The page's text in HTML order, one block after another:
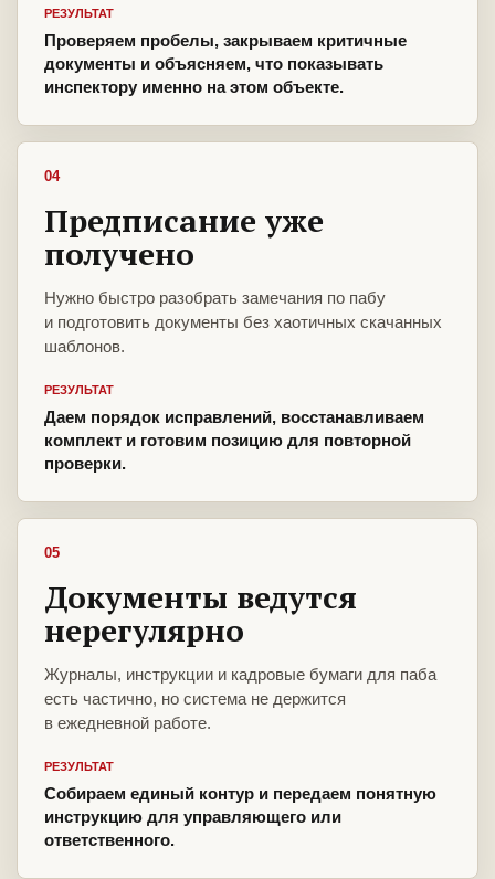
РЕЗУЛЬТАТ
Проверяем пробелы, закрываем критичные
документы и объясняем, что показывать
инспектору именно на этом объекте.
04
Предписание уже
получено
Нужно быстро разобрать замечания по пабу
и подготовить документы без хаотичных скачанных
шаблонов.
РЕЗУЛЬТАТ
Даем порядок исправлений, восстанавливаем
комплект и готовим позицию для повторной
проверки.
05
Документы ведутся
нерегулярно
Журналы, инструкции и кадровые бумаги для паба
есть частично, но система не держится
в ежедневной работе.
РЕЗУЛЬТАТ
Собираем единый контур и передаем понятную
инструкцию для управляющего или
ответственного.